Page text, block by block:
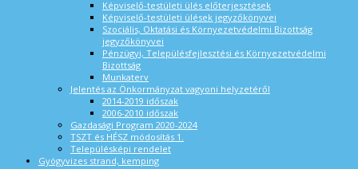
Képviselő-testületi ülés előterjesztések
Képviselő-testületi ülések jegyzőkönyvei
Szociális, Oktatási és Környezetvédelmi Bizottság
jegyzőkönyvei
Pénzügyi, Településfejlesztési és Környezetvédelmi
Bizottság
Munkaterv
Jelentés az Önkormányzat vagyoni helyzetéről
2014-2019 időszak
2006-2010 időszak
Gazdasági Program 2020-2024
TSZT és HÉSZ módosítás 1.
Településképi rendelet
Gyógyvizes strand, kemping